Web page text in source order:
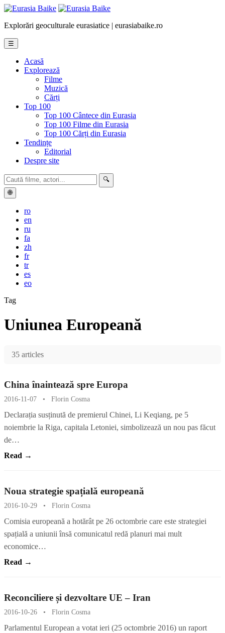
Explorări geoculturale eurasiatice | eurasiabaike.ro
☰
Acasă
Explorează
Filme
Muzică
Cărți
Top 100
Top 100 Cântece din Eurasia
Top 100 Filme din Eurasia
Top 100 Cărți din Eurasia
Tendințe
Editorial
Despre site
🔍
🌐
ro
en
ru
fa
zh
fr
tr
es
eo
Tag
Uniunea Europeană
35 articles
China înaintează spre Europa
2016-11-07 • Florin Cosma
Declarația susținută de premierul Chinei, Li Keqiang, pe 5
noiembrie la Riga, capitala Letoniei, simbolizează un nou pas făcut
de…
Read →
Noua strategie spațială europeană
2016-10-29 • Florin Cosma
Comisia europeană a hotărât pe 26 octombrie care este strategiei
spațială a uniunii însă comunicatul redă planuri mai mult
economice…
Read →
Reconciliere și dezvoltare UE – Iran
2016-10-26 • Florin Cosma
Parlamentul European a votat ieri (25 octombrie 2016) un raport